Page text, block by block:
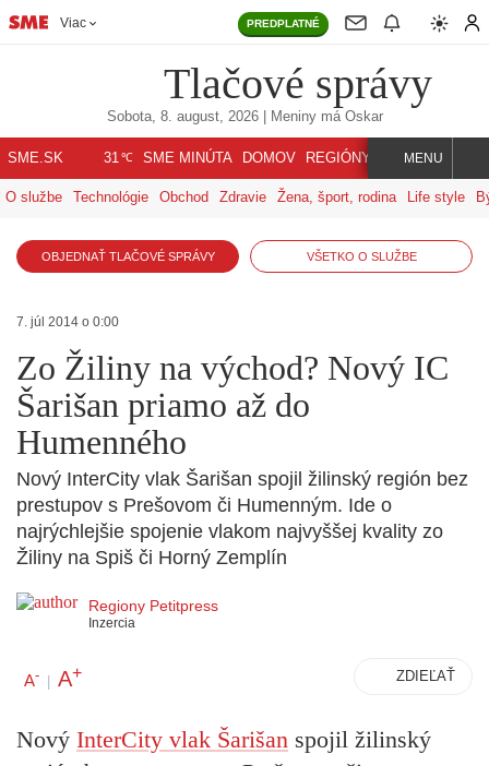
Viac PREDPLATNÉ
Tlačové správy
Sobota, 8. august, 2026| Meniny má Oskar
SME.SK 31℃ SME MINÚTA DOMOV REGIÓNY INDEX SVET
MENU
O službe Technológie Obchod Zdravie Žena, šport, rodina Life style
OBJEDNAŤ TLAČOVÉ SPRÁVY VŠETKO O SLUŽBE
7. júl 2014 o 0:00
Zo Žiliny na východ? Nový IC
Šarišan priamo až do
Humenného
Nový InterCity vlak Šarišan spojil žilinský región bez
prestupov s Prešovom či Humenným. Ide o
najrýchlejšie spojenie vlakom najvyššej kvality zo
Žiliny na Spiš či Horný Zemplín
Regiony Petitpress
Inzercia
A- | A+ ZDIEĽAŤ
Nový InterCity vlak Šarišan spojil žilinský